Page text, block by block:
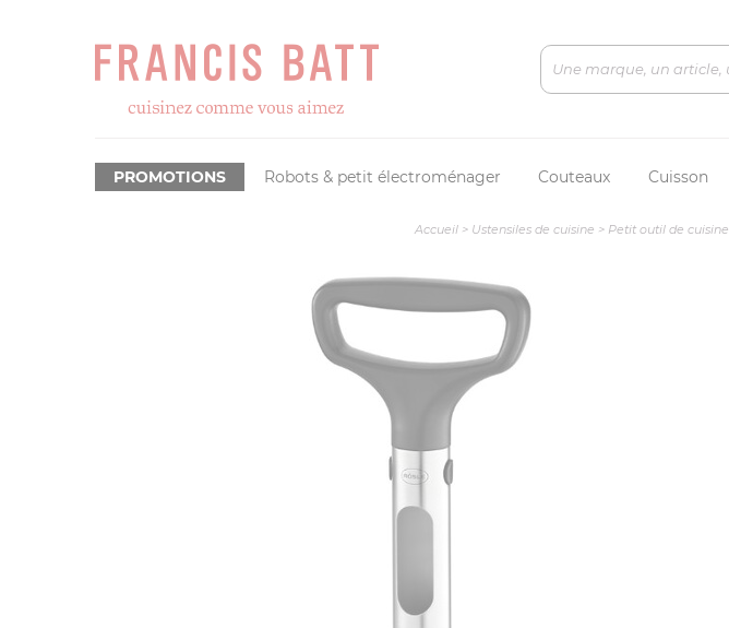
Robots & petit électroménager Couteaux Cuisson
PROMOTIONS
Accueil > Ustensiles de cuisine > Petit outil de cuisine